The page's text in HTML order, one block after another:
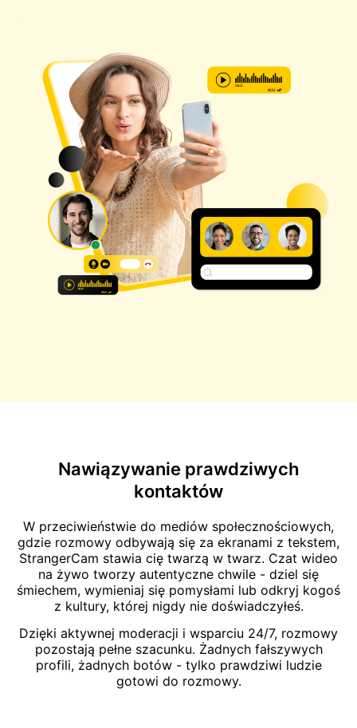
Nawiązywanie prawdziwych
kontaktów
W przeciwieństwie do mediów społecznościowych,
gdzie rozmowy odbywają się za ekranami z tekstem,
StrangerCam stawia cię twarzą w twarz. Czat wideo
na żywo tworzy autentyczne chwile - dziel się
śmiechem, wymieniaj się pomysłami lub odkryj kogoś
z kultury, której nigdy nie doświadczyłeś.
Dzięki aktywnej moderacji i wsparciu 24/7, rozmowy
pozostają pełne szacunku. Żadnych fałszywych
profili, żadnych botów - tylko prawdziwi ludzie
gotowi do rozmowy.